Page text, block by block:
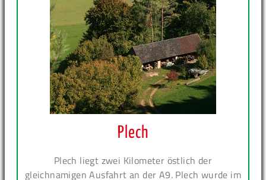
Plech
Plech liegt zwei Kilometer östlich der
gleichnamigen Ausfahrt an der A9. Plech wurde im